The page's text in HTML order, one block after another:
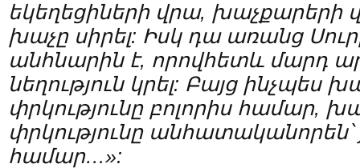
եկեղեցիների վրա, խաչքարերի
խաչը սիրել: Իսկ դա առանց
անհնարին է, որովհետև մարդ
նեղություն կրել: Բայց ինչպես
փրկությունը բոլորիս համար,
փրկությունը անհատականորեն՝
համար…»: